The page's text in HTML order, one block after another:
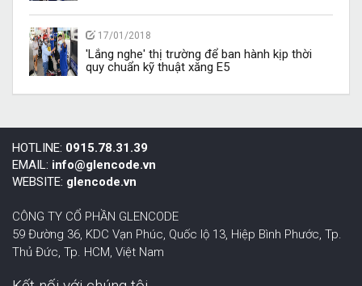
17/01/2018
'Lắng nghe' thị trường để ban hành kịp thời
quy chuẩn kỹ thuật xăng E5
HOTLINE: 0915.78.31.39
EMAIL: info@glencode.vn
WEBSITE: glencode.vn
CÔNG TY CỔ PHẦN GLENCODE
59 Đường 36, KDC Vạn Phúc, Quốc lộ 13, Hiệp Bình Phước, Tp.
Thủ Đức, Tp. HCM Việt Nam